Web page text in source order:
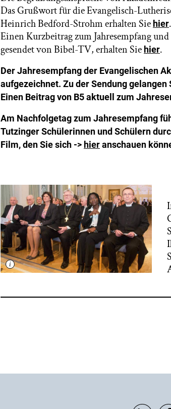
Das Grußwort für die Evangelisch-
Heinrich Bedford-Strohm erhalten Sie hier.
Einen Kurzbeitrag zum Jahresempfang
gesendet von Bibel-TV, erhalten Sie hier.
Der Jahresempfang der Evangelischen
aufgezeichnet. Zu der Sendung gelangen
Einen Beitrag von B5 aktuell zum
Am Nachfolgetag zum Jahresempfang
Tutzinger Schülerinnen und Schülern
Film, den Sie sich -> hieranschauen